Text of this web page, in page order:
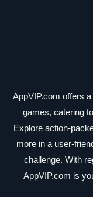
AppVIP.com offers
games, catering
Explore action-
more in a user-
challenge. With
AppVIP.com is